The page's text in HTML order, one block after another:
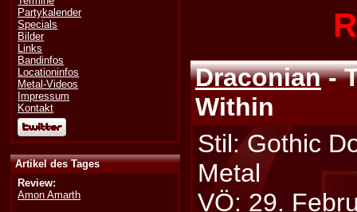
Partykalender
Specials
Bilder
Links
Bandinfos
Locationinfos
Metal-Videos
Impressum
Kontakt
Artikel des Tages
Review:
Amon Amarth
Draconian-
Within
Stil: Gothic
Metal
VÖ: 29.